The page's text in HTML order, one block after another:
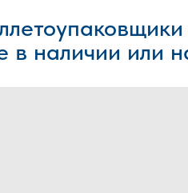
в наличии или